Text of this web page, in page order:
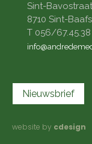
Sint-
8710 Sint-
T 056/
Nieuwsbrief
website by cdesign